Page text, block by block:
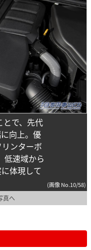
とで、先代
向上。優
ンターボ
低速域から
体現して
(画像 No.10/58)
真へ